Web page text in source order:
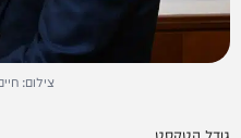
צילום:
גודל הטקסט